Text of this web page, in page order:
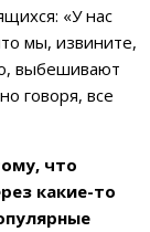
«У нас
мы, извините,
выбешивают
говоря, все
что
какие-то